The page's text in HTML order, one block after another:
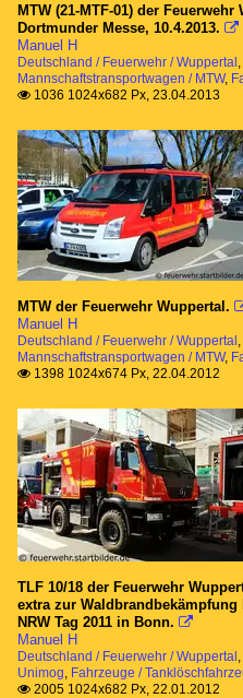
MTW (21-MTF-01) der
Dortmunder Messe, 10.4.2013. 
Manuel H
Deutschland / Feuerwehr / Wuppertal,
Mannschaftstransportwagen / MTW,
 1036 1024x682 Px, 23.04.2013
MTW der Feuerwehr Wuppertal.
Manuel H
Deutschland / Feuerwehr / Wuppertal,
Mannschaftstransportwagen / MTW,
 1398 1024x674 Px, 22.04.2012
TLF 10/18 der Feuerwehr
extra zur
NRW Tag 2011 in Bonn. 
Manuel H
Deutschland / Feuerwehr / Wuppertal,
Unimog, Fahrzeuge /
 2005 1024x682 Px, 22.01.2012